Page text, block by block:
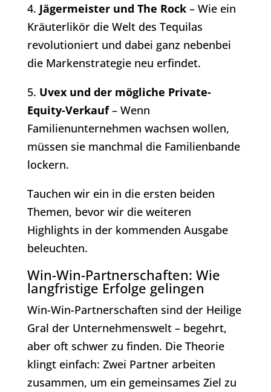
4. Jägermeister und The Rock– Wie ein
Kräuterlikör die Welt des Tequilas
revolutioniert und dabei ganz nebenbei
die Markenstrategie neu erfindet.
5. Uvex und der mögliche Private-
Equity-Verkauf– Wenn
Familienunternehmen wachsen wollen,
müssen sie manchmal die Familienbande
lockern.
Tauchen wir ein in die ersten beiden
Themen, bevor wir die weiteren
Highlights in der kommenden Ausgabe
beleuchten.
Win-Win-Partnerschaften: Wie
langfristige Erfolge gelingen
Win-Win-Partnerschaften sind der Heilige
Gral der Unternehmenswelt – begehrt,
aber oft schwer zu finden. Die Theorie
klingt einfach: Zwei Partner arbeiten
zusammen, um ein gemeinsames Ziel zu